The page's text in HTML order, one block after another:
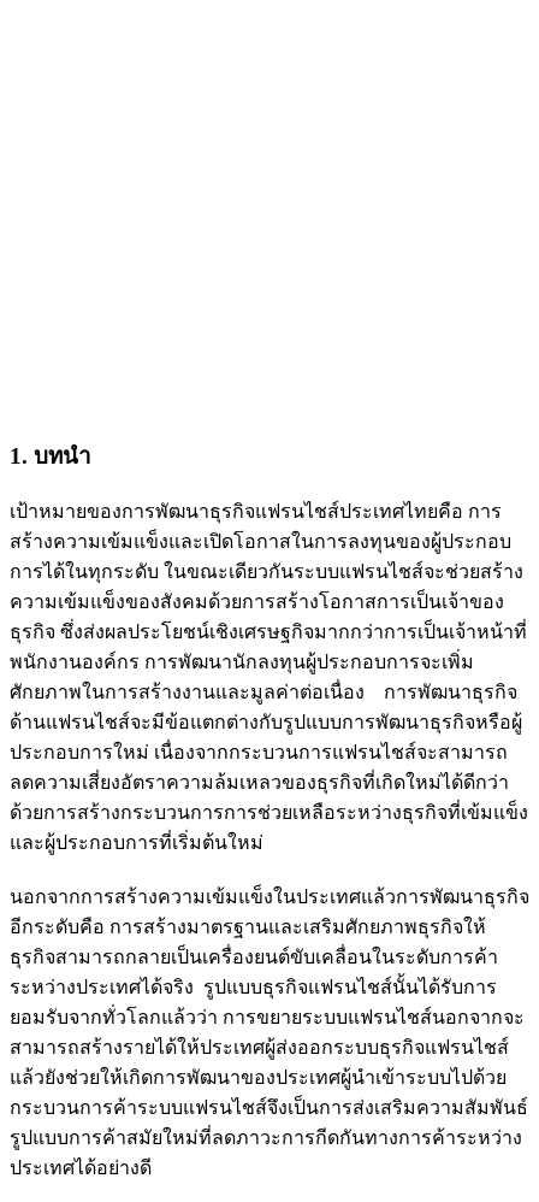
1. บทนำ
เป้าหมายของการพัฒนาธุรกิจแฟรนไชส์ประเทศไทยคือ การ
สร้างความเข้มแข็งและเปิดโอกาสในการลงทุนของผู้ประกอบ
การได้ในทุกระดับ ในขณะเดียวกันระบบแฟรนไชส์จะช่วยสร้าง
ความเข้มแข็งของสังคมด้วยการสร้างโอกาสการเป็นเจ้าของ
ธุรกิจ ซึ่งส่งผลประโยชน์เชิงเศรษฐกิจมากกว่าการเป็นเจ้าหน้าที่
พนักงานองค์กร การพัฒนานักลงทุนผู้ประกอบการจะเพิ่ม
ศักยภาพในการสร้างงานและมูลค่าต่อเนื่อง การพัฒนาธุรกิจ
ด้านแฟรนไชส์จะมีข้อแตกต่างกับรูปแบบการพัฒนาธุรกิจหรือผู้
ประกอบการใหม่ เนื่องจากกระบวนการแฟรนไชส์จะสามารถ
ลดความเสี่ยงอัตราความล้มเหลวของธุรกิจที่เกิดใหม่ได้ดีกว่า
ด้วยการสร้างกระบวนการการช่วยเหลือระหว่างธุรกิจที่เข้มแข็ง
และผู้ประกอบการที่เริ่มต้นใหม่
นอกจากการสร้างความเข้มแข็งในประเทศแล้วการพัฒนาธุรกิจ
อีกระดับคือ การสร้างมาตรฐานและเสริมศักยภาพธุรกิจให้
ธุรกิจสามารถกลายเป็นเครื่องยนต์ขับเคลื่อนในระดับการค้า
ระหว่างประเทศได้จริง รูปแบบธุรกิจแฟรนไชส์นั้นได้รับการ
ยอมรับจากทั่วโลกแล้วว่า การขยายระบบแฟรนไชส์นอกจากจะ
สามารถสร้างรายได้ให้ประเทศผู้ส่งออกระบบธุรกิจแฟรนไชส์
แล้วยังช่วยให้เกิดการพัฒนาของประเทศผู้นำเข้าระบบไปด้วย
กระบวนการค้าระบบแฟรนไชส์จึงเป็นการส่งเสริมความสัมพันธ์
รูปแบบการค้าสมัยใหม่ที่ลดภาวะการกีดกันทางการค้าระหว่าง
ประเทศได้อย่างดี